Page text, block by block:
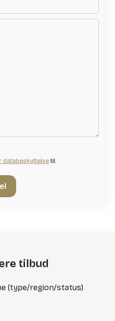
databeskyttelsetil.
tilbud
(type/region/status)